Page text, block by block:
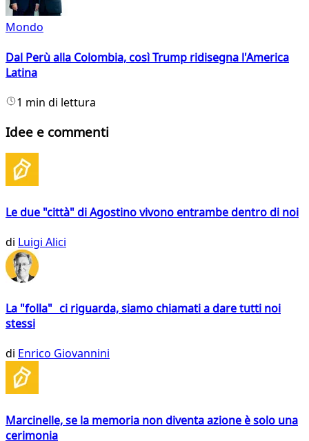
Mondo
Dal Perù alla Colombia, così Trump ridisegna l'America
Latina
1 min di lettura
Idee e commenti
Le due "città" di Agostino vivono entrambe dentro di noi
di Luigi Alici
La "folla" ci riguarda, siamo chiamati a dare tutti noi
stessi
di Enrico Giovannini
Marcinelle, se la memoria non diventa azione è solo una
cerimonia